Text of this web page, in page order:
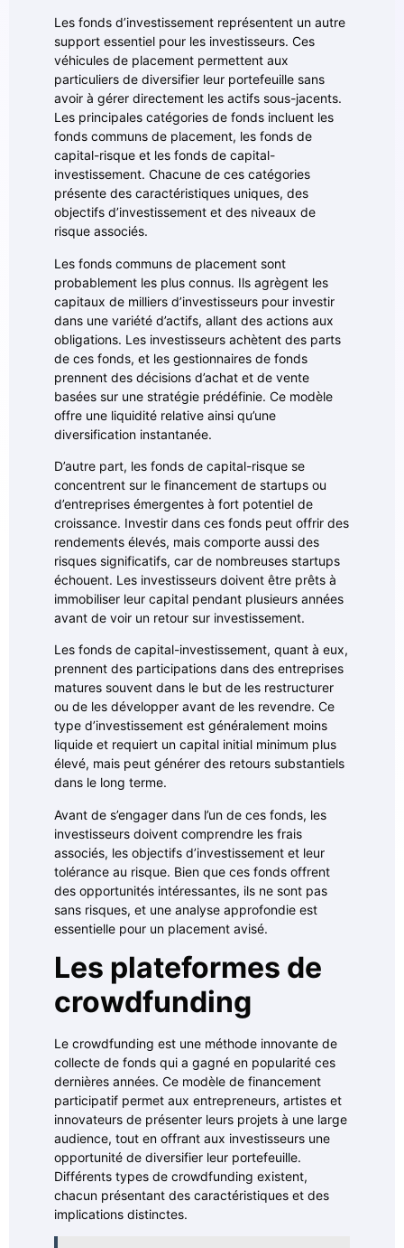
Les fonds d’investissement représentent un autre
support essentiel pour les investisseurs. Ces
véhicules de placement permettent aux
particuliers de diversifier leur portefeuille sans
avoir à gérer directement les actifs sous-jacents.
Les principales catégories de fonds incluent les
fonds communs de placement, les fonds de
capital-risque et les fonds de capital-
investissement. Chacune de ces catégories
présente des caractéristiques uniques, des
objectifs d’investissement et des niveaux de
risque associés.
Les fonds communs de placement sont
probablement les plus connus. Ils agrègent les
capitaux de milliers d’investisseurs pour investir
dans une variété d’actifs, allant des actions aux
obligations. Les investisseurs achètent des parts
de ces fonds, et les gestionnaires de fonds
prennent des décisions d’achat et de vente
basées sur une stratégie prédéfinie. Ce modèle
offre une liquidité relative ainsi qu’une
diversification instantanée.
D’autre part, les fonds de capital-risque se
concentrent sur le financement de startups ou
d’entreprises émergentes à fort potentiel de
croissance. Investir dans ces fonds peut offrir des
rendements élevés, mais comporte aussi des
risques significatifs, car de nombreuses startups
échouent. Les investisseurs doivent être prêts à
immobiliser leur capital pendant plusieurs années
avant de voir un retour sur investissement.
Les fonds de capital-investissement, quant à eux,
prennent des participations dans des entreprises
matures souvent dans le but de les restructurer
ou de les développer avant de les revendre. Ce
type d’investissement est généralement moins
liquide et requiert un capital initial minimum plus
élevé, mais peut générer des retours substantiels
dans le long terme.
Avant de s’engager dans l’un de ces fonds, les
investisseurs doivent comprendre les frais
associés, les objectifs d’investissement et leur
tolérance au risque. Bien que ces fonds offrent
des opportunités intéressantes, ils ne sont pas
sans risques, et une analyse approfondie est
essentielle pour un placement avisé.
Les plateformes de
crowdfunding
Le crowdfunding est une méthode innovante de
collecte de fonds qui a gagné en popularité ces
dernières années. Ce modèle de financement
participatif permet aux entrepreneurs, artistes et
innovateurs de présenter leurs projets à une large
audience, tout en offrant aux investisseurs une
opportunité de diversifier leur portefeuille.
Différents types de crowdfunding existent,
chacun présentant des caractéristiques et des
implications distinctes.